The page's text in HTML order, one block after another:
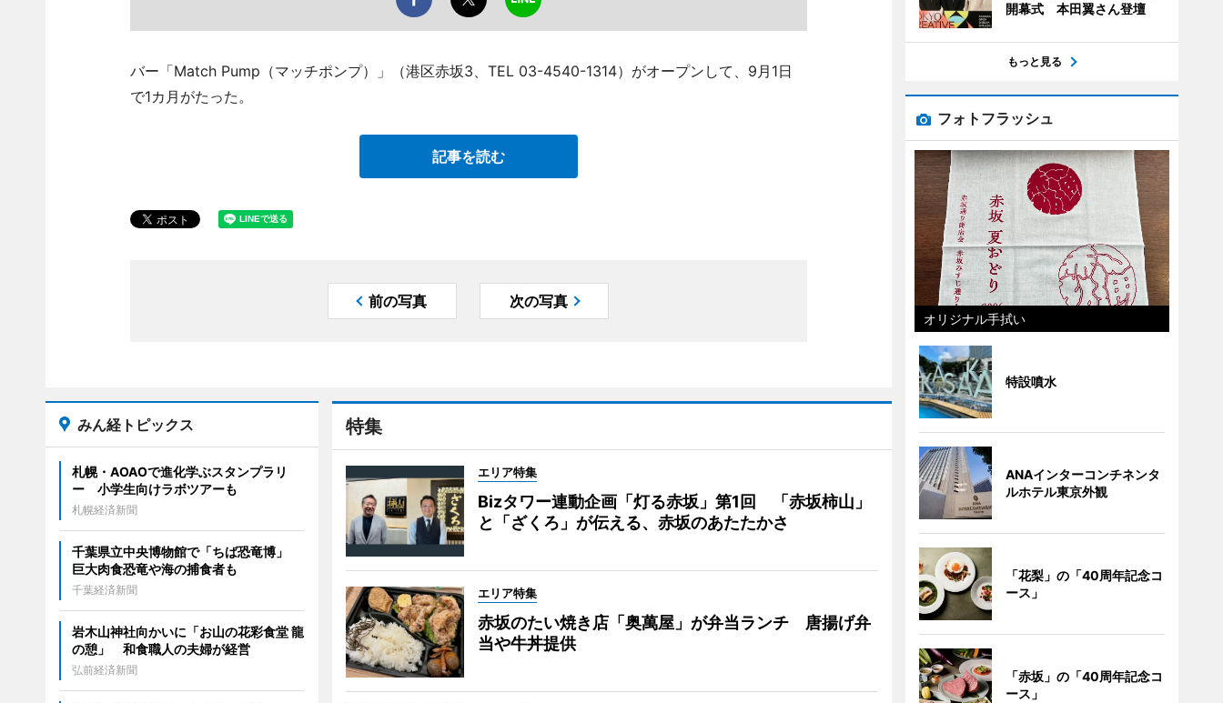
バー「Match Pump（マッチポンプ）」（港区赤坂3、TEL 03-4540-1314）がオープンして、9月1日
で1カ月がたった。
記事を読む
前の写真 次の写真
特集
エリア特集
Bizタワー連動企画「灯る赤坂」第1回 「赤坂柿山」
と「ざくろ」が伝える、赤坂のあたたかさ
エリア特集
赤坂のたい焼き店「奥萬屋」が弁当ランチ 唐揚げ弁
当や牛丼提供
みん経トピックス
札幌・AOAOで進化学ぶスタンプラリ
ー 小学生向けラボツアーも
札幌経済新聞
千葉県立中央博物館で「ちば恐竜博」
巨大肉食恐竜や海の捕食者も
千葉経済新聞
岩木山神社向かいに「お山の花彩食堂 龍
の憩」 和食職人の夫婦が経営
弘前経済新聞
開幕式 本田翼さん登壇
もっと見る
フォトフラッシュ
オリジナル手拭い
特設噴水
ANAインターコンチネンタ
ルホテル東京外観
「花梨」の「40周年記念コ
ース」
「赤坂」の「40周年記念コ
ース」